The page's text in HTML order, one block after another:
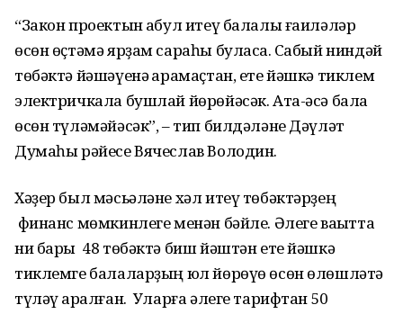
“Закон проектын ҡабул итеү балалы ғаиләләр
өсөн өҫтәмә ярҙам сараһы буласаҡ. Сабый ниндәй
төбәктә йәшәүенә ҡарамаҫтан, ете йәшкә тиклем
электричкала бушлай йөрөйәсәк. Ата-әсә бала
өсөн түләмәйәсәк”, – тип билдәләне Дәүләт
Думаһы рәйесе Вячеслав Володин.
Хәҙер был мәсьәләне хәл итеү төбәктәрҙең
финанс мөмкинлеге менән бәйле. Әлеге ваҡытта
ни бары 48 төбәктә биш йәштән ете йәшкә
тиклемге балаларҙың юл йөрөүө өсөн өлөшләтә
түләү ҡаралған. Уларға әлеге тарифтан 50